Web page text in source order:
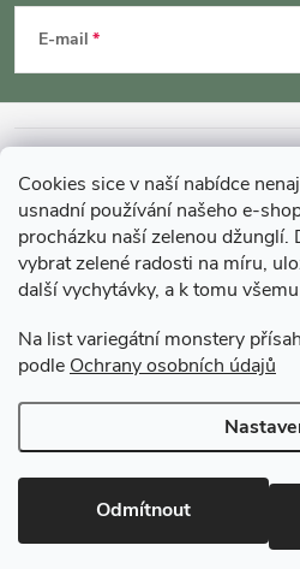
Cookies sice v naší nabídce
usnadní používání našeho e-
procházku naší zelenou džunglí.
vybrat zelené radosti na míru,
další vychytávky, a k tomu
Na list variegátní monstery
podle Ochrany osobních údajů
Odmítnout
p
a
E-mail
MOHLO BY VÁS ZAJÍMAT
O GARDNERS
Gardners Design - Projekt,
Copyright 2026Gardners-eshop.cz.
nastavení